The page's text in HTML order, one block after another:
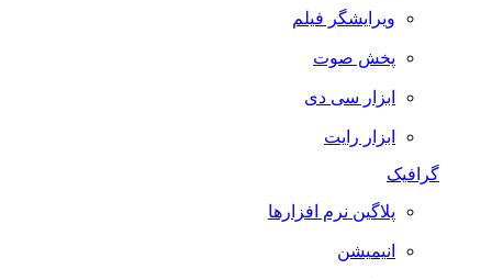
ویرایشگر فیلم
پخش صوت
ابزار سی دی
ابزار رایت
گرافیک
پلاگین نرم افزارها
انیمیشن